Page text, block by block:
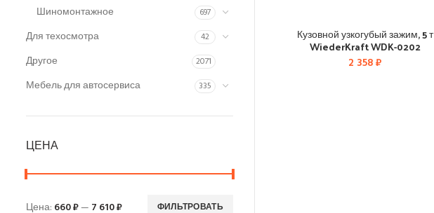
Шиномонтажное 697
Для техосмотра 42
Другое 2071
Мебель для автосервиса 335
ЦЕНА
ФИЛЬТРОВАТЬ
Цена: 660 ₽— 7 610 ₽
Кузовной узкогубый зажим, 5 т
WiederKraft WDK-0202
2 358₽